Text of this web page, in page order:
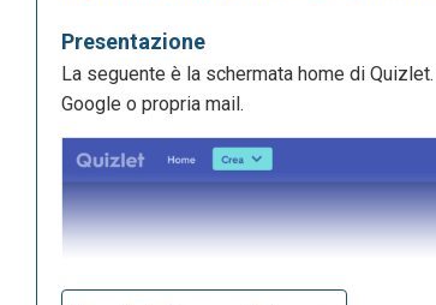
Presentazione
La seguente è la schermata home di
Google o propria mail.